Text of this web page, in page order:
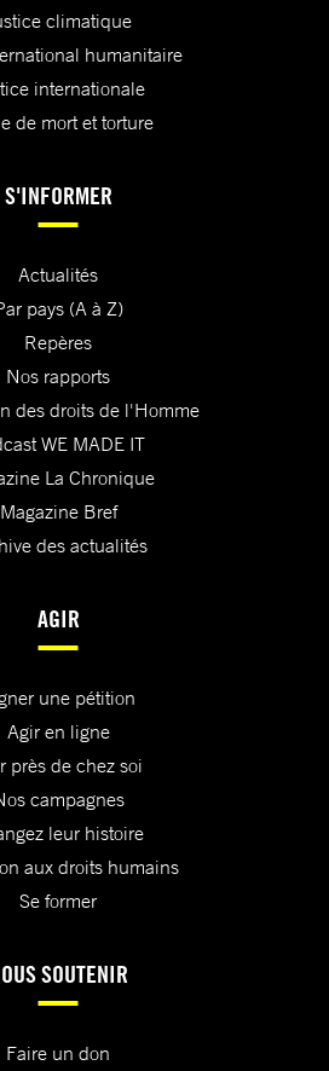
climatique
humanitaire
internationale
de mort et torture
S'INFORMER
Actualités
pays (A à Z)
Repères
Nos rapports
des droits de l'Homme
WE MADE IT
La Chronique
Magazine Bref
des actualités
AGIR
une pétition
Agir en ligne
près de chez soi
campagnes
leur histoire
aux droits humains
Se former
SOUTENIR
Faire un don